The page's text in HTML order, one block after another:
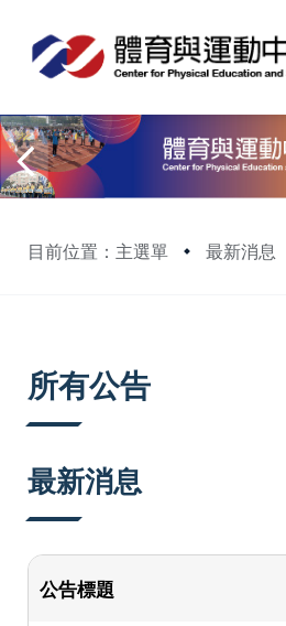
目前位置：主選單 最新消息
:::
所有公告
最新消息
公告標題